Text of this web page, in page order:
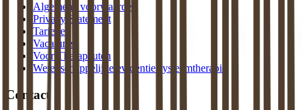
Algemene voorwaarden
Privacy Statement
Tarieven
Vacatures
Voor Therapeuten
Wetenschappelijke evidentie systeemtherapie
Contact